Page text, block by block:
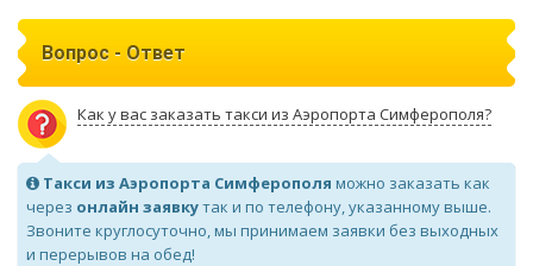
Вопрос - Ответ
Как у вас заказать такси из Аэропорта Симферополя?
Такси из Аэропорта Симферополя можно заказать как
через онлайн заявкутак и по телефону, указанному выше.
Звоните круглосуточно, мы принимаем заявки без выходных
и перерывов на обед!